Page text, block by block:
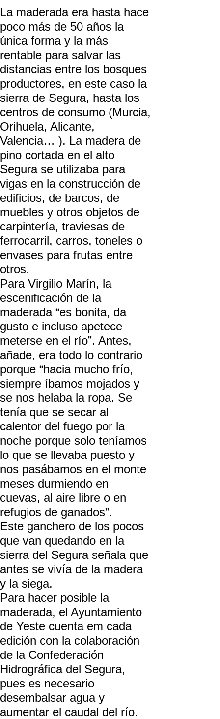
La maderada era hasta hace
poco más de 50 años la
única forma y la más
rentable para salvar las
distancias entre los bosques
productores, en este caso la
sierra de Segura, hasta los
centros de consumo (Murcia,
Orihuela, Alicante,
Valencia… ). La madera de
pino cortada en el alto
Segura se utilizaba para
vigas en la construcción de
edificios, de barcos, de
muebles y otros objetos de
carpintería, traviesas de
ferrocarril, carros, toneles o
envases para frutas entre
otros.
Para Virgilio Marín, la
escenificación de la
maderada “es bonita, da
gusto e incluso apetece
meterse en el río”. Antes,
añade, era todo lo contrario
porque “hacia mucho frío,
siempre íbamos mojados y
se nos helaba la ropa. Se
tenía que se secar al
calentor del fuego por la
noche porque solo teníamos
lo que se llevaba puesto y
nos pasábamos en el monte
meses durmiendo en
cuevas, al aire libre o en
refugios de ganados”.
Este ganchero de los pocos
que van quedando en la
sierra del Segura señala que
antes se vivía de la madera
y la siega.
Para hacer posible la
maderada, el Ayuntamiento
de Yeste cuenta em cada
edición con la colaboración
de la Confederación
Hidrográfica del Segura,
pues es necesario
desembalsar agua y
aumentar el caudal del río.